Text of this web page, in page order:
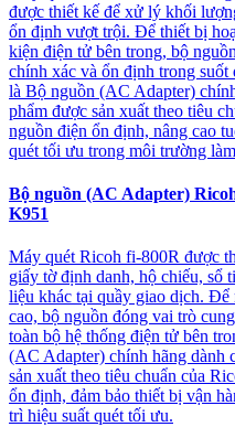
được thiết kế để xử lý khối
ổn định vượt trội. Để thiết bị
kiện điện tử bên trong, bộ
chính xác và ổn định trong
là Bộ nguồn (AC Adapter)
phẩm được sản xuất theo tiêu
nguồn điện ổn định, nâng cao
quét tối ưu trong môi trường
Bộ nguồn (AC Adapter)
K951
Máy quét Ricoh fi-800R được
giấy tờ định danh, hộ chiếu, sổ
liệu khác tại quầy giao dịch. Để
cao, bộ nguồn đóng vai trò
toàn bộ hệ thống điện tử bên
(AC Adapter) chính hãng
sản xuất theo tiêu chuẩn của
ổn định, đảm bảo thiết bị vận
trì hiệu suất quét tối ưu.